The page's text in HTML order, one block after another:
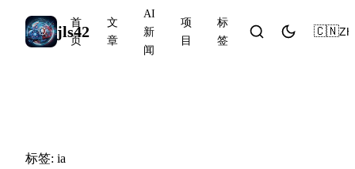
jls42
首
页
文
章
AI
新
闻
项
目
标
签
🇨🇳ZH
标签: ia